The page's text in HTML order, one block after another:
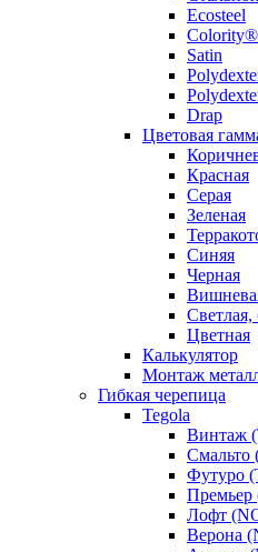
Ecosteel
Satin
Drap
Цветовая
Красная
Серая
Зеленая
Синяя
Черная
Светлая,
Цветная
Калькулятор
Монтаж
Гибкая черепица
Tegola
Винтаж
Смальто
Футуро
Премьер
Лофт
Верона